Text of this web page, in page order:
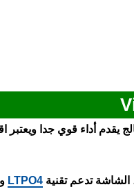
المعالج يقدم أداء قوي جدا
LTPO4